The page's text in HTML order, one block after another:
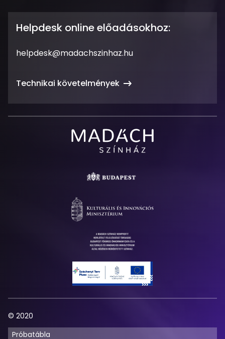
Helpdesk online előadásokhoz:
Email
helpdesk@madachszinhaz.hu
Technikai követelmények
Színház
© 2020
Próbatábla